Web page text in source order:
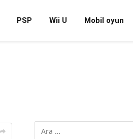
PSP Wii U Mobil oyun